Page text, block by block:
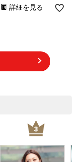
詳細を見る